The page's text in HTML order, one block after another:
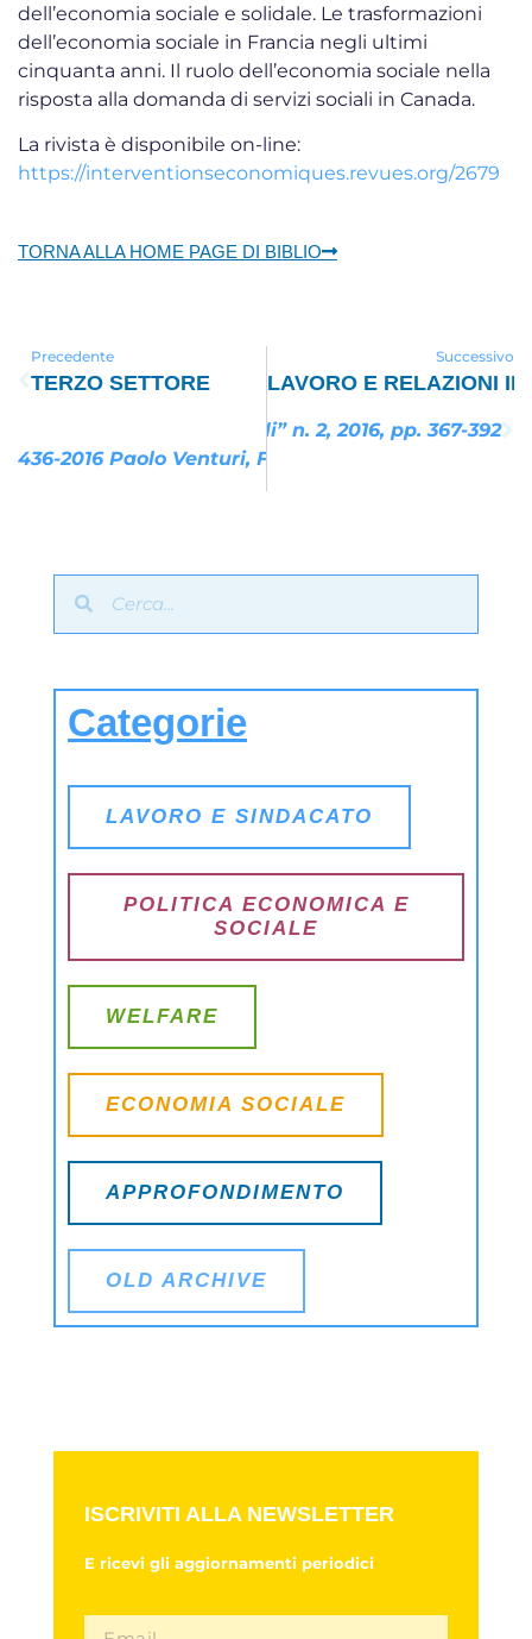
dell’economia sociale e solidale. Le trasformazioni
dell’economia sociale in Francia negli ultimi
cinquanta anni. Il ruolo dell’economia sociale nella
risposta alla domanda di servizi sociali in Canada.
La rivista è disponibile on-line:
https://interventionseconomiques.revues.org/2679
TORNA ALLA HOME PAGE DI BIBLIO
Precedente
TERZO SETTORE
436-2016 Paolo Venturi, Flaviano Zandonai,
Successivo
LAVORO E RELAZIONI
Relazioni Industriali” n. 2, 2016, pp. 367-392
Categorie
LAVORO E SINDACATO
POLITICA ECONOMICA E
SOCIALE
WELFARE
ECONOMIA SOCIALE
APPROFONDIMENTO
OLD ARCHIVE
ISCRIVITI ALLA NEWSLETTER
E ricevi gli aggiornamenti periodici